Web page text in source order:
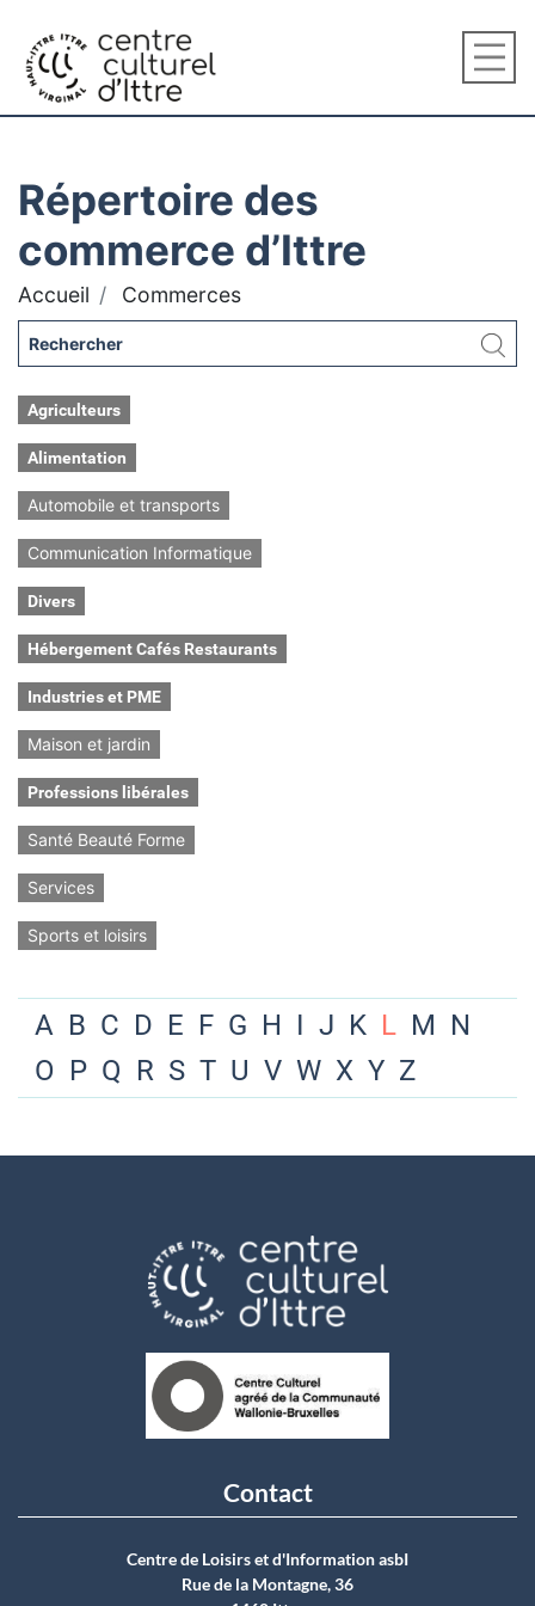
Répertoire des
commerce d’Ittre
Accueil Commerces
Agriculteurs
Alimentation
Automobile et transports
Communication Informatique
Divers
Hébergement Cafés Restaurants
Industries et PME
Maison et jardin
Professions libérales
Santé Beauté Forme
Services
Sports et loisirs
A B C D E F G H I J K L M N
O P Q R S T U V W X Y Z
Contact
Centre de Loisirs et d'Information asbI
Rue de la Montagne, 36